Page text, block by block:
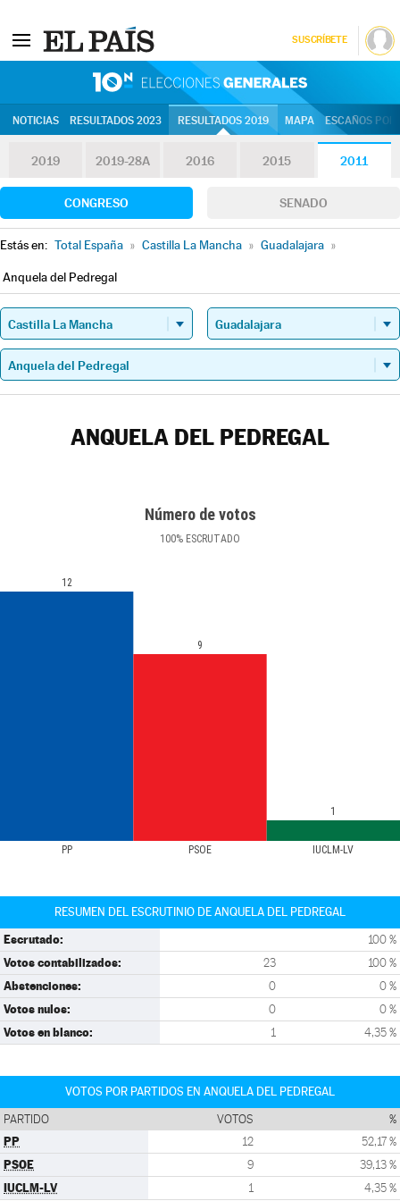
SUSCRÍBETE
NOTICIAS RESULTADOS 2023 RESULTADOS 2019 MAPA ESCAÑOS
2019 2019-28A 2016 2015 2011
CONGRESO SENADO
Estás en: Total España » Castilla La Mancha » Guadalajara »
Anquela del Pedregal
ANQUELA DEL PEDREGAL
Número de votos
100% ESCRUTADO
PP PSOE IUCLM-LV
12
9
1
RESUMEN DEL ESCRUTINIO DE ANQUELA DEL PEDREGAL
Escrutado: 100 %
Votos contabilizados: 23 100 %
Abstenciones: 0 0 %
Votos nulos: 0 0 %
Votos en blanco: 1 4,35 %
VOTOS POR PARTIDOS EN ANQUELA DEL PEDREGAL
PARTIDO VOTOS %
PP 12 52,17 %
PSOE 9 39,13 %
IUCLM-LV 1 4,35 %